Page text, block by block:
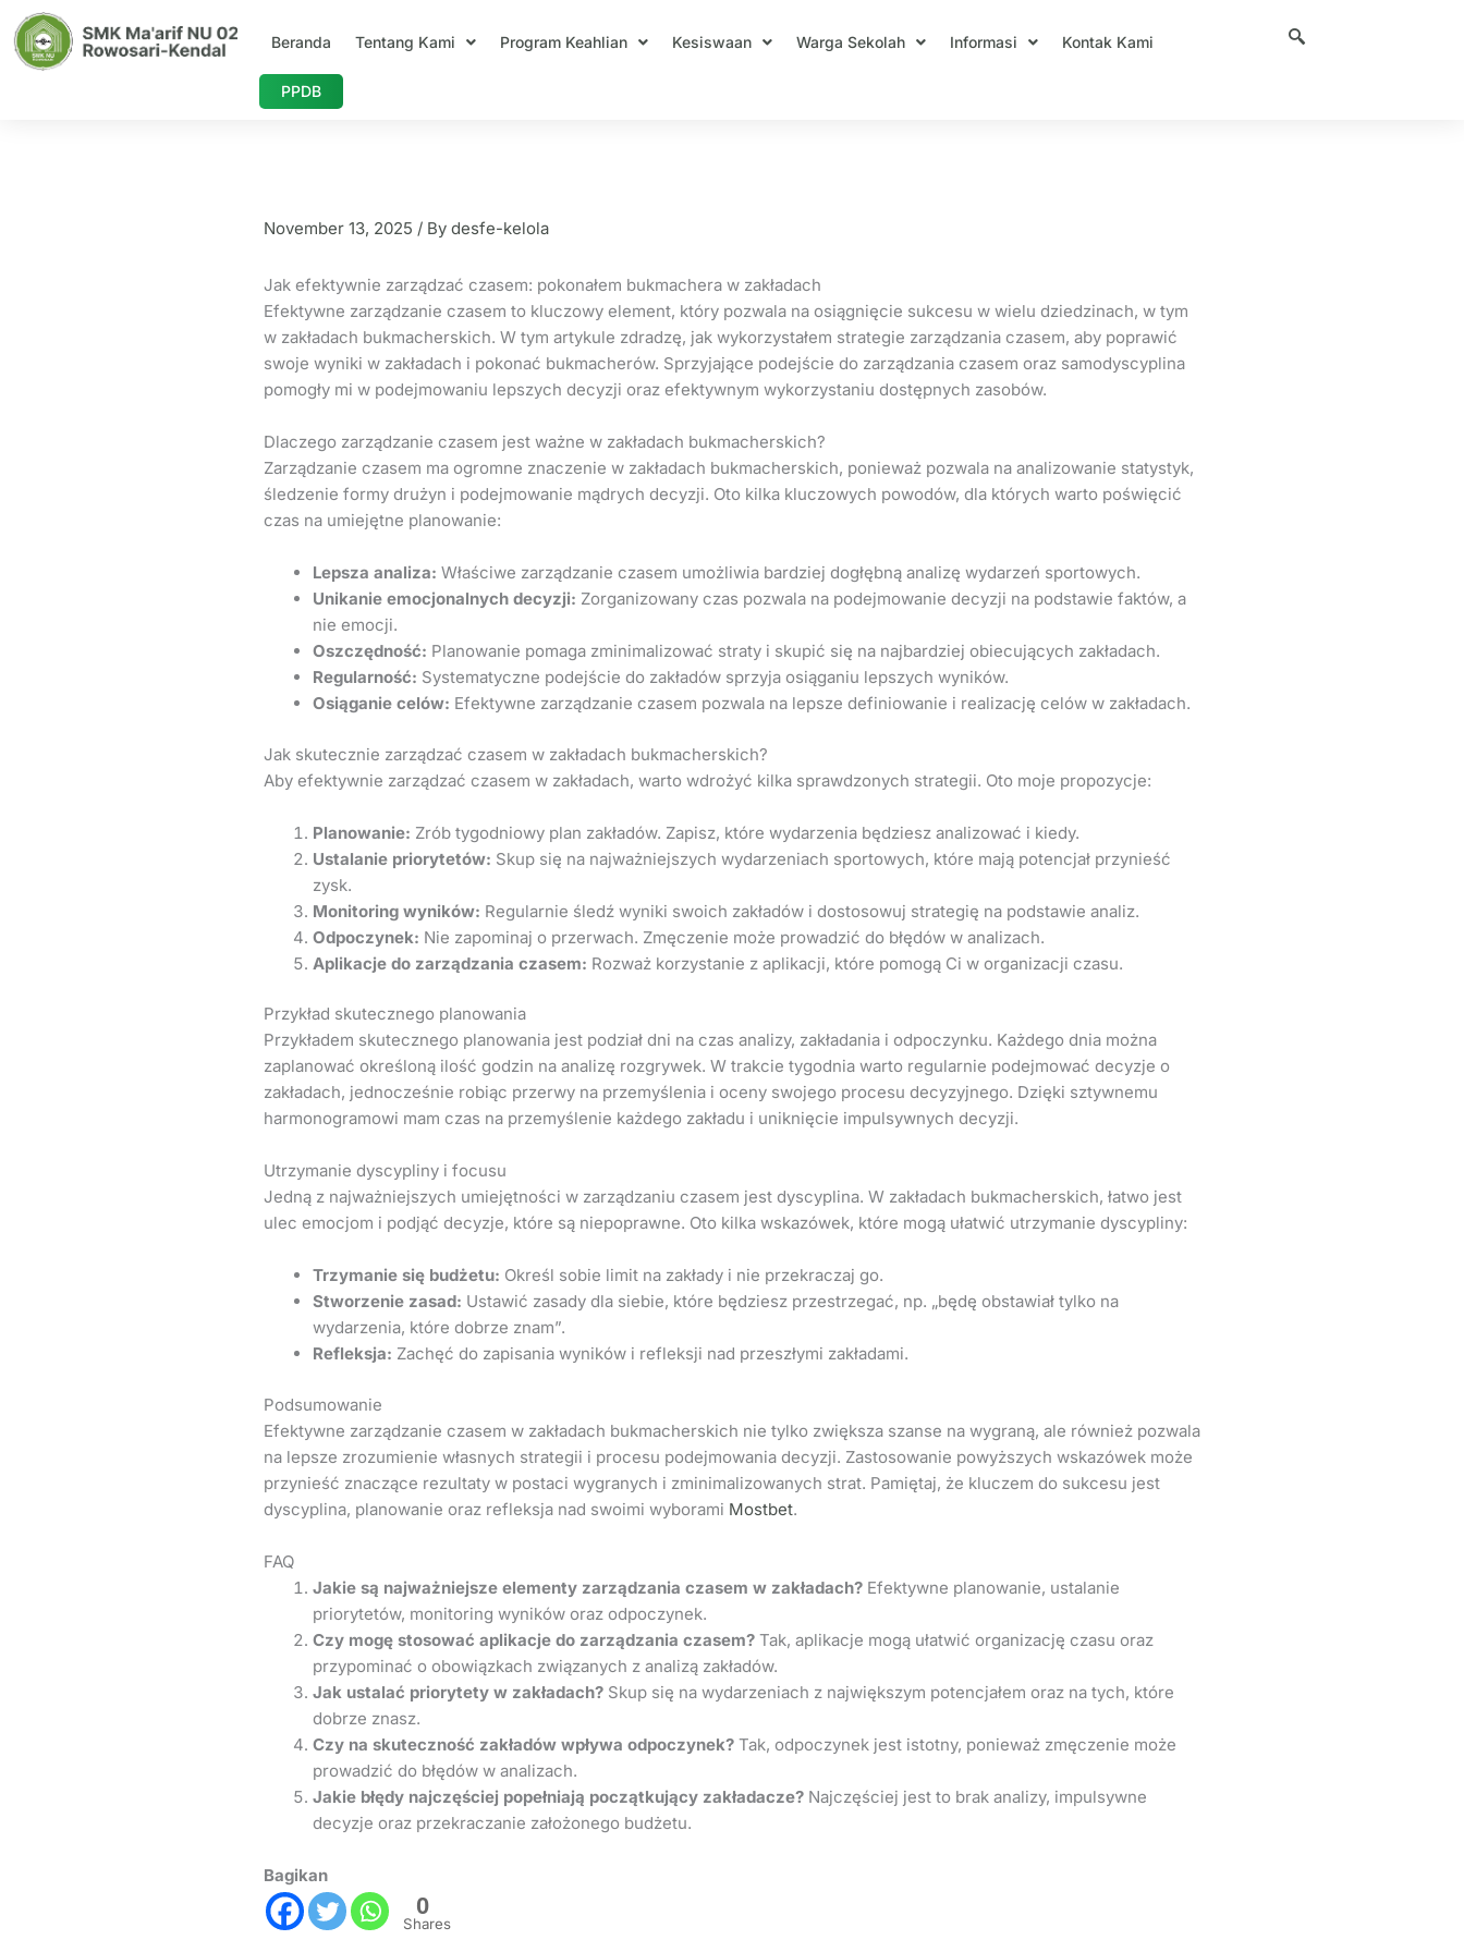
Skip
content
Beranda Tentang Kami Program Keahlian Kesiswaan Warga Sekolah Informasi Kontak Kami
PPDB
November 13, 2025 / By desfe-kelola
Jak efektywnie zarządzać czasem: pokonałem bukmachera w zakładach
Efektywne zarządzanie czasem to kluczowy element, który pozwala na osiągnięcie sukcesu w wielu dziedzinach, w tym
w zakładach bukmacherskich. W tym artykule zdradzę, jak wykorzystałem strategie zarządzania czasem, aby poprawić
swoje wyniki w zakładach i pokonać bukmacherów. Sprzyjające podejście do zarządzania czasem oraz samodyscyplina
pomogły mi w podejmowaniu lepszych decyzji oraz efektywnym wykorzystaniu dostępnych zasobów.
Dlaczego zarządzanie czasem jest ważne w zakładach bukmacherskich?
Zarządzanie czasem ma ogromne znaczenie w zakładach bukmacherskich, ponieważ pozwala na analizowanie statystyk,
śledzenie formy drużyn i podejmowanie mądrych decyzji. Oto kilka kluczowych powodów, dla których warto poświęcić
czas na umiejętne planowanie:
Lepsza analiza: Właściwe zarządzanie czasem umożliwia bardziej dogłębną analizę wydarzeń sportowych.
Unikanie emocjonalnych decyzji: Zorganizowany czas pozwala na podejmowanie decyzji na podstawie faktów, a
nie emocji.
Oszczędność: Planowanie pomaga zminimalizować straty i skupić się na najbardziej obiecujących zakładach.
Regularność: Systematyczne podejście do zakładów sprzyja osiąganiu lepszych wyników.
Osiąganie celów: Efektywne zarządzanie czasem pozwala na lepsze definiowanie i realizację celów w zakładach.
Jak skutecznie zarządzać czasem w zakładach bukmacherskich?
Aby efektywnie zarządzać czasem w zakładach, warto wdrożyć kilka sprawdzonych strategii. Oto moje propozycje:
Planowanie: Zrób tygodniowy plan zakładów. Zapisz, które wydarzenia będziesz analizować i kiedy.
Ustalanie priorytetów: Skup się na najważniejszych wydarzeniach sportowych, które mają potencjał przynieść
zysk.
Monitoring wyników: Regularnie śledź wyniki swoich zakładów i dostosowuj strategię na podstawie analiz.
Odpoczynek: Nie zapominaj o przerwach. Zmęczenie może prowadzić do błędów w analizach.
Aplikacje do zarządzania czasem: Rozważ korzystanie z aplikacji, które pomogą Ci w organizacji czasu.
Przykład skutecznego planowania
Przykładem skutecznego planowania jest podział dni na czas analizy, zakładania i odpoczynku. Każdego dnia można
zaplanować określoną ilość godzin na analizę rozgrywek. W trakcie tygodnia warto regularnie podejmować decyzje o
zakładach, jednocześnie robiąc przerwy na przemyślenia i oceny swojego procesu decyzyjnego. Dzięki sztywnemu
harmonogramowi mam czas na przemyślenie każdego zakładu i uniknięcie impulsywnych decyzji.
Utrzymanie dyscypliny i focusu
Jedną z najważniejszych umiejętności w zarządzaniu czasem jest dyscyplina. W zakładach bukmacherskich, łatwo jest
ulec emocjom i podjąć decyzje, które są niepoprawne. Oto kilka wskazówek, które mogą ułatwić utrzymanie dyscypliny:
Trzymanie się budżetu: Określ sobie limit na zakłady i nie przekraczaj go.
Stworzenie zasad: Ustawić zasady dla siebie, które będziesz przestrzegać, np. „będę obstawiał tylko na
wydarzenia, które dobrze znam”.
Refleksja: Zachęć do zapisania wyników i refleksji nad przeszłymi zakładami.
Podsumowanie
Efektywne zarządzanie czasem w zakładach bukmacherskich nie tylko zwiększa szanse na wygraną, ale również pozwala
na lepsze zrozumienie własnych strategii i procesu podejmowania decyzji. Zastosowanie powyższych wskazówek może
przynieść znaczące rezultaty w postaci wygranych i zminimalizowanych strat. Pamiętaj, że kluczem do sukcesu jest
dyscyplina, planowanie oraz refleksja nad swoimi wyborami Mostbet.
FAQ
Jakie są najważniejsze elementy zarządzania czasem w zakładach? Efektywne planowanie, ustalanie
priorytetów, monitoring wyników oraz odpoczynek.
Czy mogę stosować aplikacje do zarządzania czasem? Tak, aplikacje mogą ułatwić organizację czasu oraz
przypominać o obowiązkach związanych z analizą zakładów.
Jak ustalać priorytety w zakładach? Skup się na wydarzeniach z największym potencjałem oraz na tych, które
dobrze znasz.
Czy na skuteczność zakładów wpływa odpoczynek? Tak, odpoczynek jest istotny, ponieważ zmęczenie może
prowadzić do błędów w analizach.
Jakie błędy najczęściej popełniają początkujący zakładacze? Najczęściej jest to brak analizy, impulsywne
decyzje oraz przekraczanie założonego budżetu.
Bagikan
0
Shares